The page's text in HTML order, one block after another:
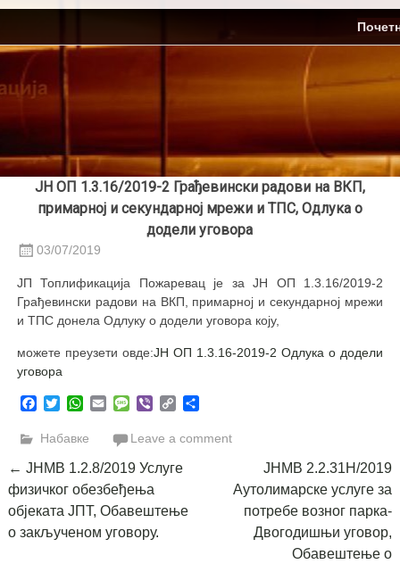
Skip
content
ЈН ОП 1.3.16/2019-2 Грађевински радови на ВКП,
примарној и секундарној мрежи и ТПС, Одлука о
додели уговора
03/07/2019
ЈП Топлификација Пожаревац је за ЈН ОП 1.3.16/2019-2
Грађевински радови на ВКП, примарној и секундарној мрежи
и ТПС донела Одлуку о додели уговора коју,
можете преузети овде:ЈН ОП 1.3.16-2019-2 Одлука о додели
уговора
Facebook
TwitterWhatsApp
EmailMessage
ViberCopy
Набавке Leave a comment
Post
navigation
← ЈНМВ 1.2.8/2019 Услуге
физичког обезбеђења
објеката ЈПТ, Обавештење
о закљученом уговору.
ЈНМВ 2.2.31Н/2019
Аутолимарске услуге за
потребе возног парка-
Двогодишњи уговор,
Обавештење о